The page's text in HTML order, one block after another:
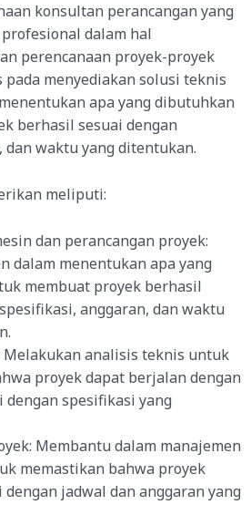
konsultan perancangan yang
dalam hal
perencanaan proyek-proyek
menyediakan solusi teknis
apa yang dibutuhkan
berhasil sesuai dengan
waktu yang ditentukan.
meliputi:
dan perancangan proyek:
dalam menentukan apa yang
membuat proyek berhasil
anggaran, dan waktu
analisis teknis untuk
proyek dapat berjalan dengan
dengan spesifikasi yang
Membantu dalam manajemen
memastikan bahwa proyek
jadwal dan anggaran yang